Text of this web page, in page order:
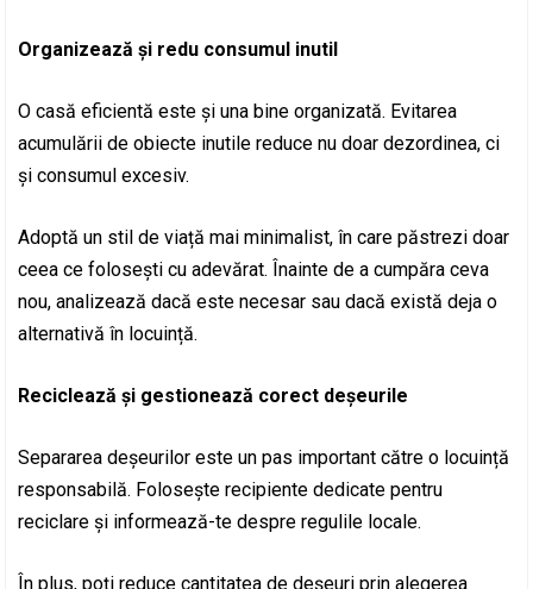
Organizează și redu consumul inutil
O casă eficientă este și una bine organizată. Evitarea
acumulării de obiecte inutile reduce nu doar dezordinea, ci
și consumul excesiv.
Adoptă un stil de viață mai minimalist, în care păstrezi doar
ceea ce folosești cu adevărat. Înainte de a cumpăra ceva
nou, analizează dacă este necesar sau dacă există deja o
alternativă în locuință.
Reciclează și gestionează corect deșeurile
Separarea deșeurilor este un pas important către o locuință
responsabilă. Folosește recipiente dedicate pentru
reciclare și informează-te despre regulile locale.
În plus, poți reduce cantitatea de deșeuri prin alegerea